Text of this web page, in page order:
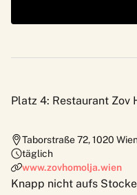
Platz 4: Restaurant Zov
Taborstraße 72,1020
täglich
www.zovhomolja.wien
Knapp nicht aufs